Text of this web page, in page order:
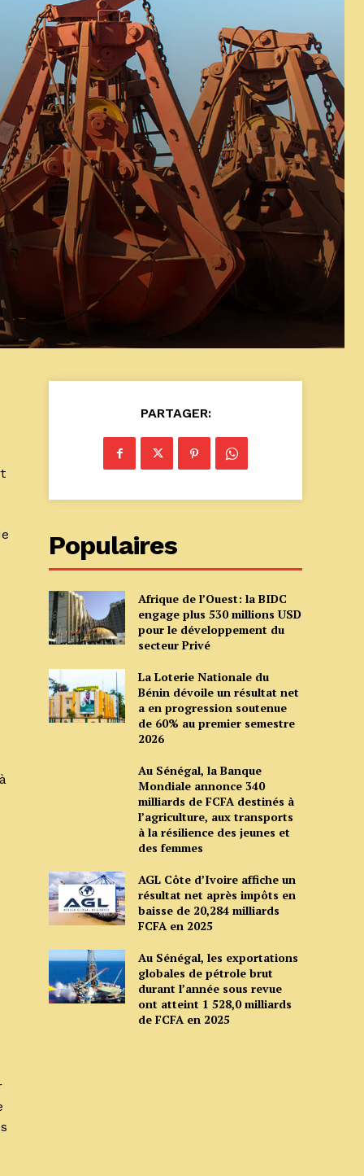
PARTAGER:
Populaires
Afrique de l’Ouest: la BIDC
engage plus 530 millions USD
pour le développement du
secteur Privé
La Loterie Nationale du
Bénin dévoile un résultat net
a en progression soutenue
de 60% au premier semestre
2026
Au Sénégal, la Banque
Mondiale annonce 340
milliards de FCFA destinés à
l’agriculture, aux transports
à la résilience des jeunes et
des femmes
AGL Côte d’Ivoire affiche un
résultat net après impôts en
baisse de 20,284 milliards
FCFA en 2025
Au Sénégal, les exportations
globales de pétrole brut
durant l’année sous revue
ont atteint 1 528,0 milliards
de FCFA en 2025